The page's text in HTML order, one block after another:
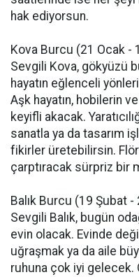
hak ediyorsun.
Kova Burcu (21 Ocak -
Sevgili Kova, gökyüzü
hayatın eğlenceli
Aşk hayatın, hobilerin
keyifli akacak.
sanatla ya da tasarım
fikirler üretebilirsin.
çarptıracak sürpriz bir
Balık Burcu (19 Şubat -
Sevgili Balık, bugün
evin olacak. Evinde
uğraşmak ya da aile
ruhuna çok iyi gelecek.